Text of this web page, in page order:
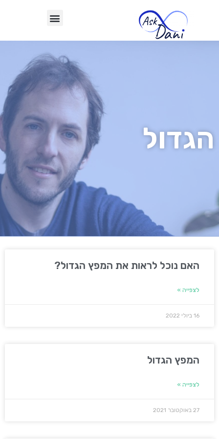
הגדול
האם נוכל לראות את המפץ הגדול?
לצפייה »
16 ביולי 2022
המפץ הגדול
לצפייה »
27 באוקטובר 2021